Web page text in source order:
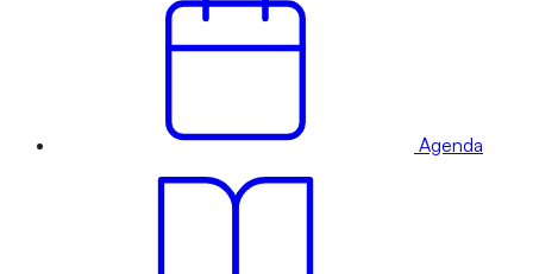
Agenda